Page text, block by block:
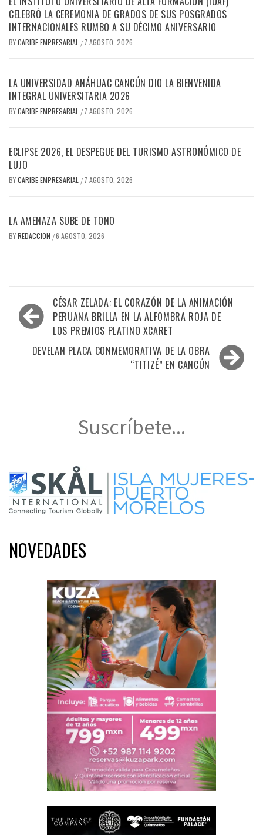
CELEBRÓ LA CEREMONIA DE GRADOS DE SUS POSGRADOS
INTERNACIONALES RUMBO A SU DÉCIMO ANIVERSARIO
BYCARIBE EMPRESARIAL / 7 AGOSTO, 2026
LA UNIVERSIDAD ANÁHUAC CANCÚN DIO LA BIENVENIDA
INTEGRAL UNIVERSITARIA 2026
BYCARIBE EMPRESARIAL / 7 AGOSTO, 2026
ECLIPSE 2026, EL DESPEGUE DEL TURISMO ASTRONÓMICO DE
LUJO
BYCARIBE EMPRESARIAL / 7 AGOSTO, 2026
LA AMENAZA SUBE DE TONO
BYREDACCION /6 AGOSTO, 2026
Navegación
de
entradas
CÉSAR ZELADA: EL CORAZÓN DE LA ANIMACIÓN
PERUANA BRILLA EN LA ALFOMBRA ROJA DE
LOS PREMIOS PLATINO XCARET
DEVELAN PLACA CONMEMORATIVA DE LA OBRA
“TITIZÉ” EN CANCÚN
Suscríbete...
NOVEDADES